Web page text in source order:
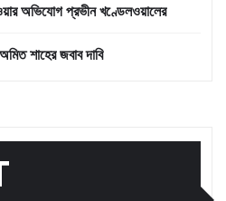
অভিযোগ প্রভীন খণ্ডেলওয়ালের
শাহের জবাব দাবি